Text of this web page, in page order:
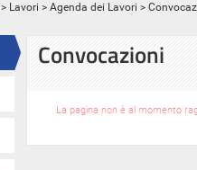
> Lavori > Agenda dei Lavori >
Convocazioni
La pagina non è al momento